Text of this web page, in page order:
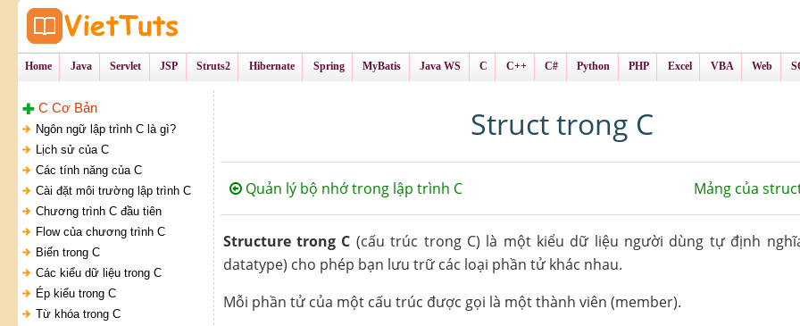
Home Java Servlet JSP Struts2 Hibernate Spring MyBatis Java WS C C++ C# Python PHP Excel VBA Web
C Cơ Bản
Ngôn ngữ lập trình C là gì?
Lịch sử của C
Các tính năng của C
Cài đặt môi trường lập trình C
Chương trình C đầu tiên
Flow của chương trình C
Biến trong C
Các kiểu dữ liệu trong C
Ép kiểu trong C
Từ khóa trong C
Struct trong C
Quản lý bộ nhớ trong lập trình C Mảng của
Structure trong C (cấu trúc trong C) là một kiểu dữ liệu người dùng tự định
datatype) cho phép bạn lưu trữ các loại phần tử khác nhau.
Mỗi phần tử của một cấu trúc được gọi là một thành viên (member).